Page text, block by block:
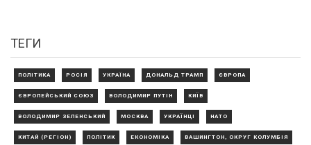
ТЕГИ
ПОЛІТИКА РОСІЯ УКРАЇНА ДОНАЛЬД ТРАМП ЄВРОПА
ЄВРОПЕЙСЬКИЙ СОЮЗ ВОЛОДИМИР ПУТІН КИЇВ
ВОЛОДИМИР ЗЕЛЕНСЬКИЙ МОСКВА УКРАЇНЦІ НАТО
КИТАЙ (РЕГІОН) ПОЛІТИК ЕКОНОМІКА ВАШИНГТОН, ОКРУГ КОЛУМБІЯ